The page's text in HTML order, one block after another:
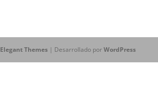
Elegant Themes | Desarrollado porWordPress